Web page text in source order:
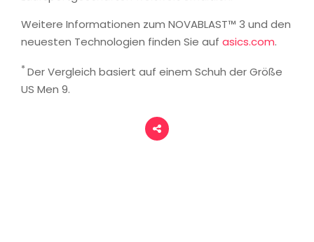
Weitere Informationen zum NOVABLAST™ 3 und den
neuesten Technologien finden Sie auf asics.com.
* Der Vergleich basiert auf einem Schuh der Größe
US Men 9.